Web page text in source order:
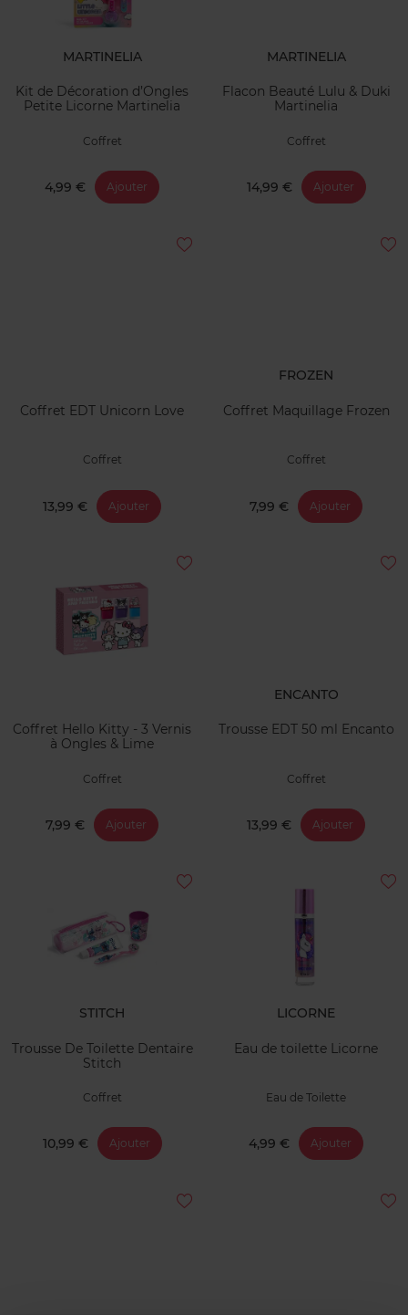
MARTINELIA
Kit de Décoration d’Ongles
Petite Licorne Martinelia
Coffret
4,99 € Ajouter
MARTINELIA
Flacon Beauté Lulu & Duki
Martinelia
Coffret
14,99 € Ajouter
Coffret EDT Unicorn Love
Coffret
13,99 € Ajouter
FROZEN
Coffret Maquillage Frozen
Coffret
7,99 € Ajouter
Coffret Hello Kitty - 3 Vernis
à Ongles & Lime
Coffret
7,99 € Ajouter
ENCANTO
Trousse EDT 50 ml Encanto
Coffret
13,99 € Ajouter
STITCH
Trousse De Toilette Dentaire
Stitch
Coffret
10,99 € Ajouter
LICORNE
Eau de toilette Licorne
Eau de Toilette
4,99 € Ajouter